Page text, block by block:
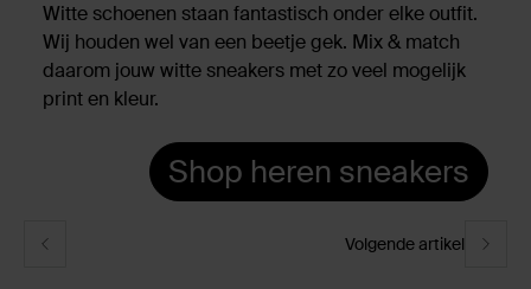
Witte schoenen staan fantastisch onder elke outfit.
Wij houden wel van een beetje gek. Mix & match
daarom jouw witte sneakers met zo veel mogelijk
print en kleur.
Shop heren sneakers
Volgende artikel